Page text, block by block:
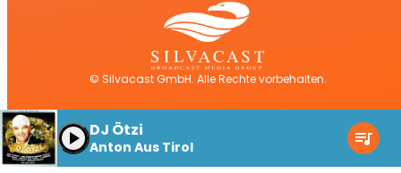
© Silvacast GmbH. Alle Rechte vorbehalten.
play_arrow DJ Ötzi
Anton Aus Tirol queue_music